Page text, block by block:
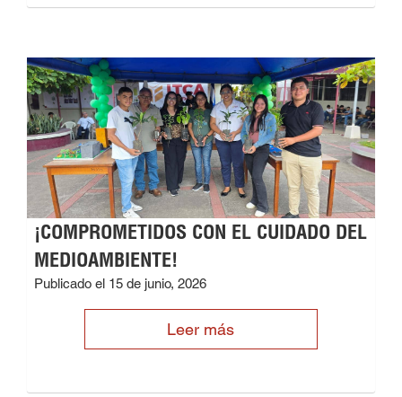
¡COMPROMETIDOS CON EL CUIDADO DEL
MEDIOAMBIENTE!
Publicado el 15 de junio, 2026
Leer más